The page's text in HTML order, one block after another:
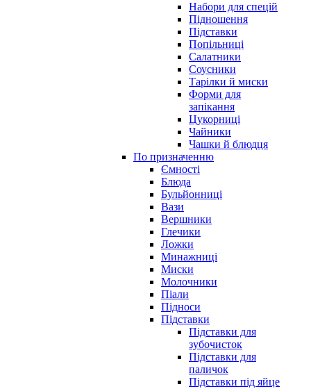
Набори для спецій
Підношення
Підставки
Попільниці
Салатники
Соусники
Тарілки й миски
Форми для
запікання
Цукорниці
Чайники
Чашки й блюдця
По призначенню
Ємності
Блюда
Бульйонниці
Вази
Вершники
Глечики
Ложки
Минажниці
Миски
Молочники
Піали
Підноси
Підставки
Підставки для
зубочисток
Підставки для
паличок
Підставки під яйце